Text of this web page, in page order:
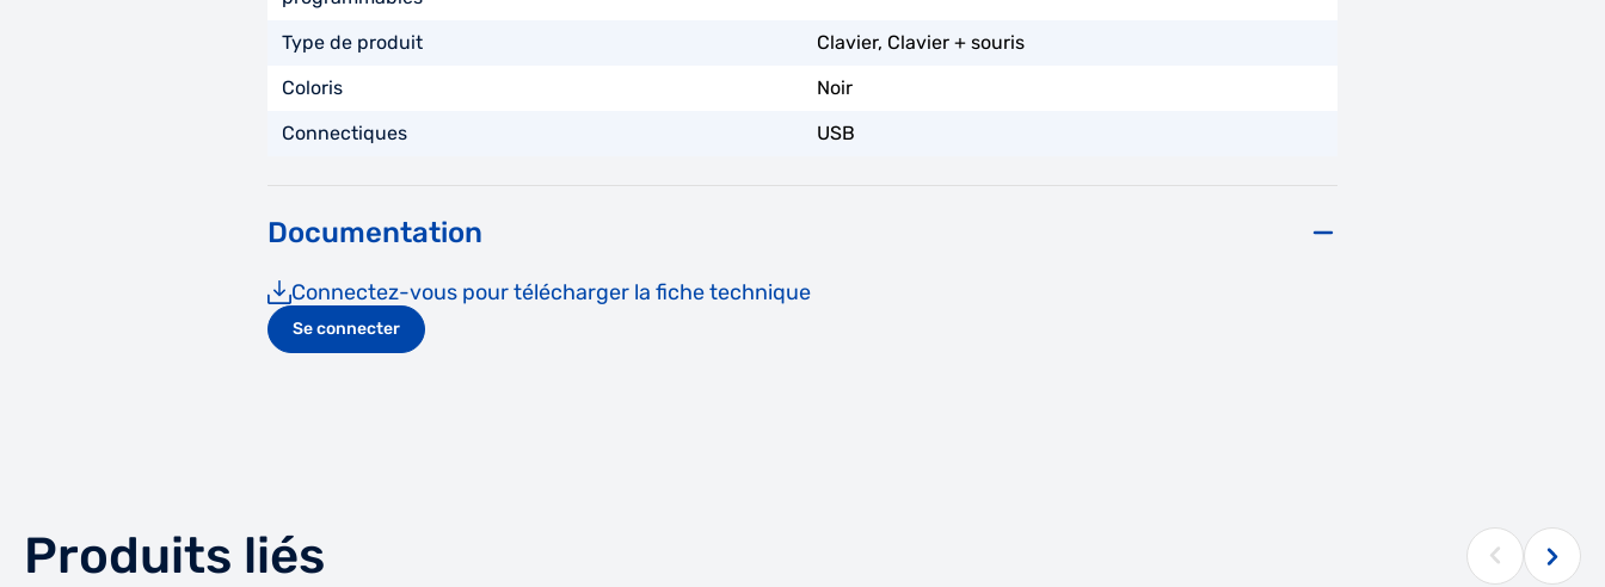
Type de produit
Clavier, Clavier + souris
Coloris
Noir
Connectiques
USB
Documentation
Connectez-vous pour télécharger la fiche technique
Se connecter
Produits liés